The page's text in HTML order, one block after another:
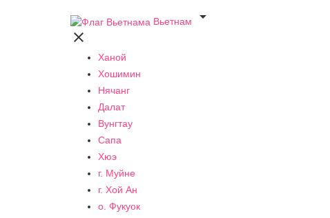
Вьетнам


Ханой
Хошимин
Нячанг
Далат
Вунгтау
Сапа
Хюэ
г. Муйне
г. Хой Ан
о. Фукуок